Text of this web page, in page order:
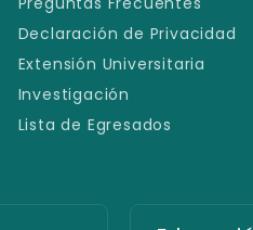
Declaración de Privacidad
Extensión Universitaria
Investigación
Lista de Egresados